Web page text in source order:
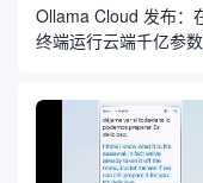
Ollama Cloud 发布：
终端运行云端千亿参